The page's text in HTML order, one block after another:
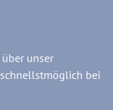
unser
bei